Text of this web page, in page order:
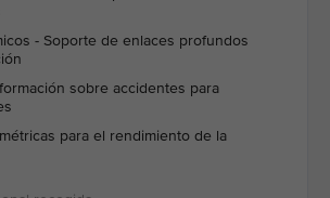
- Soporte de enlaces profundos
sobre accidentes para
para el rendimiento de la